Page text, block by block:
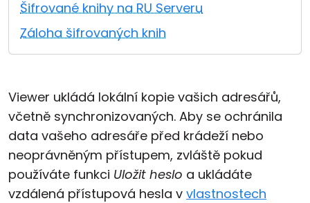
Šifrované knihy na RU Serveru
Záloha šifrovaných knih
Viewer ukládá lokální kopie vašich adresářů,
včetně synchronizovaných. Aby se ochránila
data vašeho adresáře před krádeží nebo
neoprávněným přístupem, zvláště pokud
používáte funkci Uložit heslo a ukládáte
vzdálená přístupová hesla v vlastnostech
Cloud a on-premise